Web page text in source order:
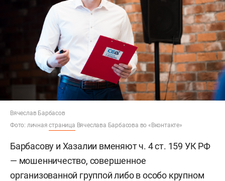
Вячеслав Барбасов
Фото: личнаястраница Вячеслава Барбасова во «Вконтакте»
Барбасову и Хазалии вменяют ч. 4 ст. 159 УК РФ
— мошенничество, совершенное
организованной группой либо в особо крупном